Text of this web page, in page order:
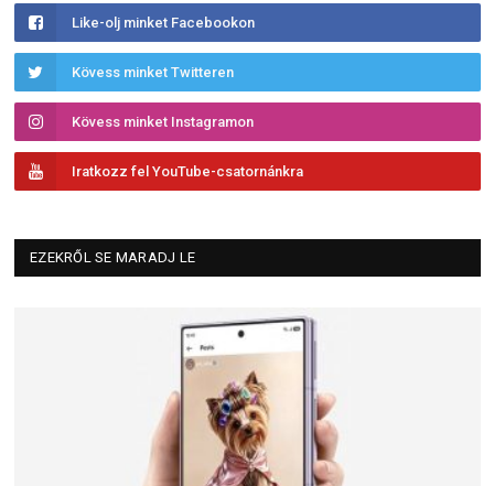
Like-olj minket Facebookon
Kövess minket Twitteren
Kövess minket Instagramon
Iratkozz fel YouTube-csatornánkra
EZEKRŐL SE MARADJ LE